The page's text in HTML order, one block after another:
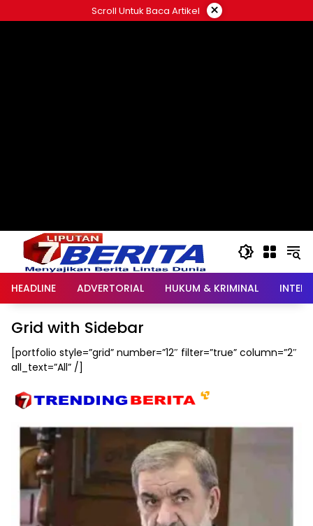
ke
Scroll Untuk Baca Artikel ×
HEADLINE ADVERTORIAL HUKUM & KRIMINAL
Grid with Sidebar
[portfolio style=”grid” number=”12″ filter=”true” column=”2″
all_text=”All” /]